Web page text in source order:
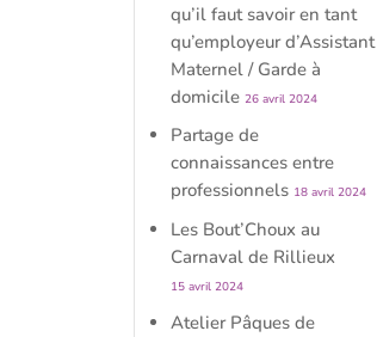
qu’il faut savoir en tant
qu’employeur d’Assistant
Maternel / Garde à
domicile 26 avril 2024
Partage de
connaissances entre
professionnels 18 avril 2024
Les Bout’Choux au
Carnaval de Rillieux
15 avril 2024
Atelier Pâques de